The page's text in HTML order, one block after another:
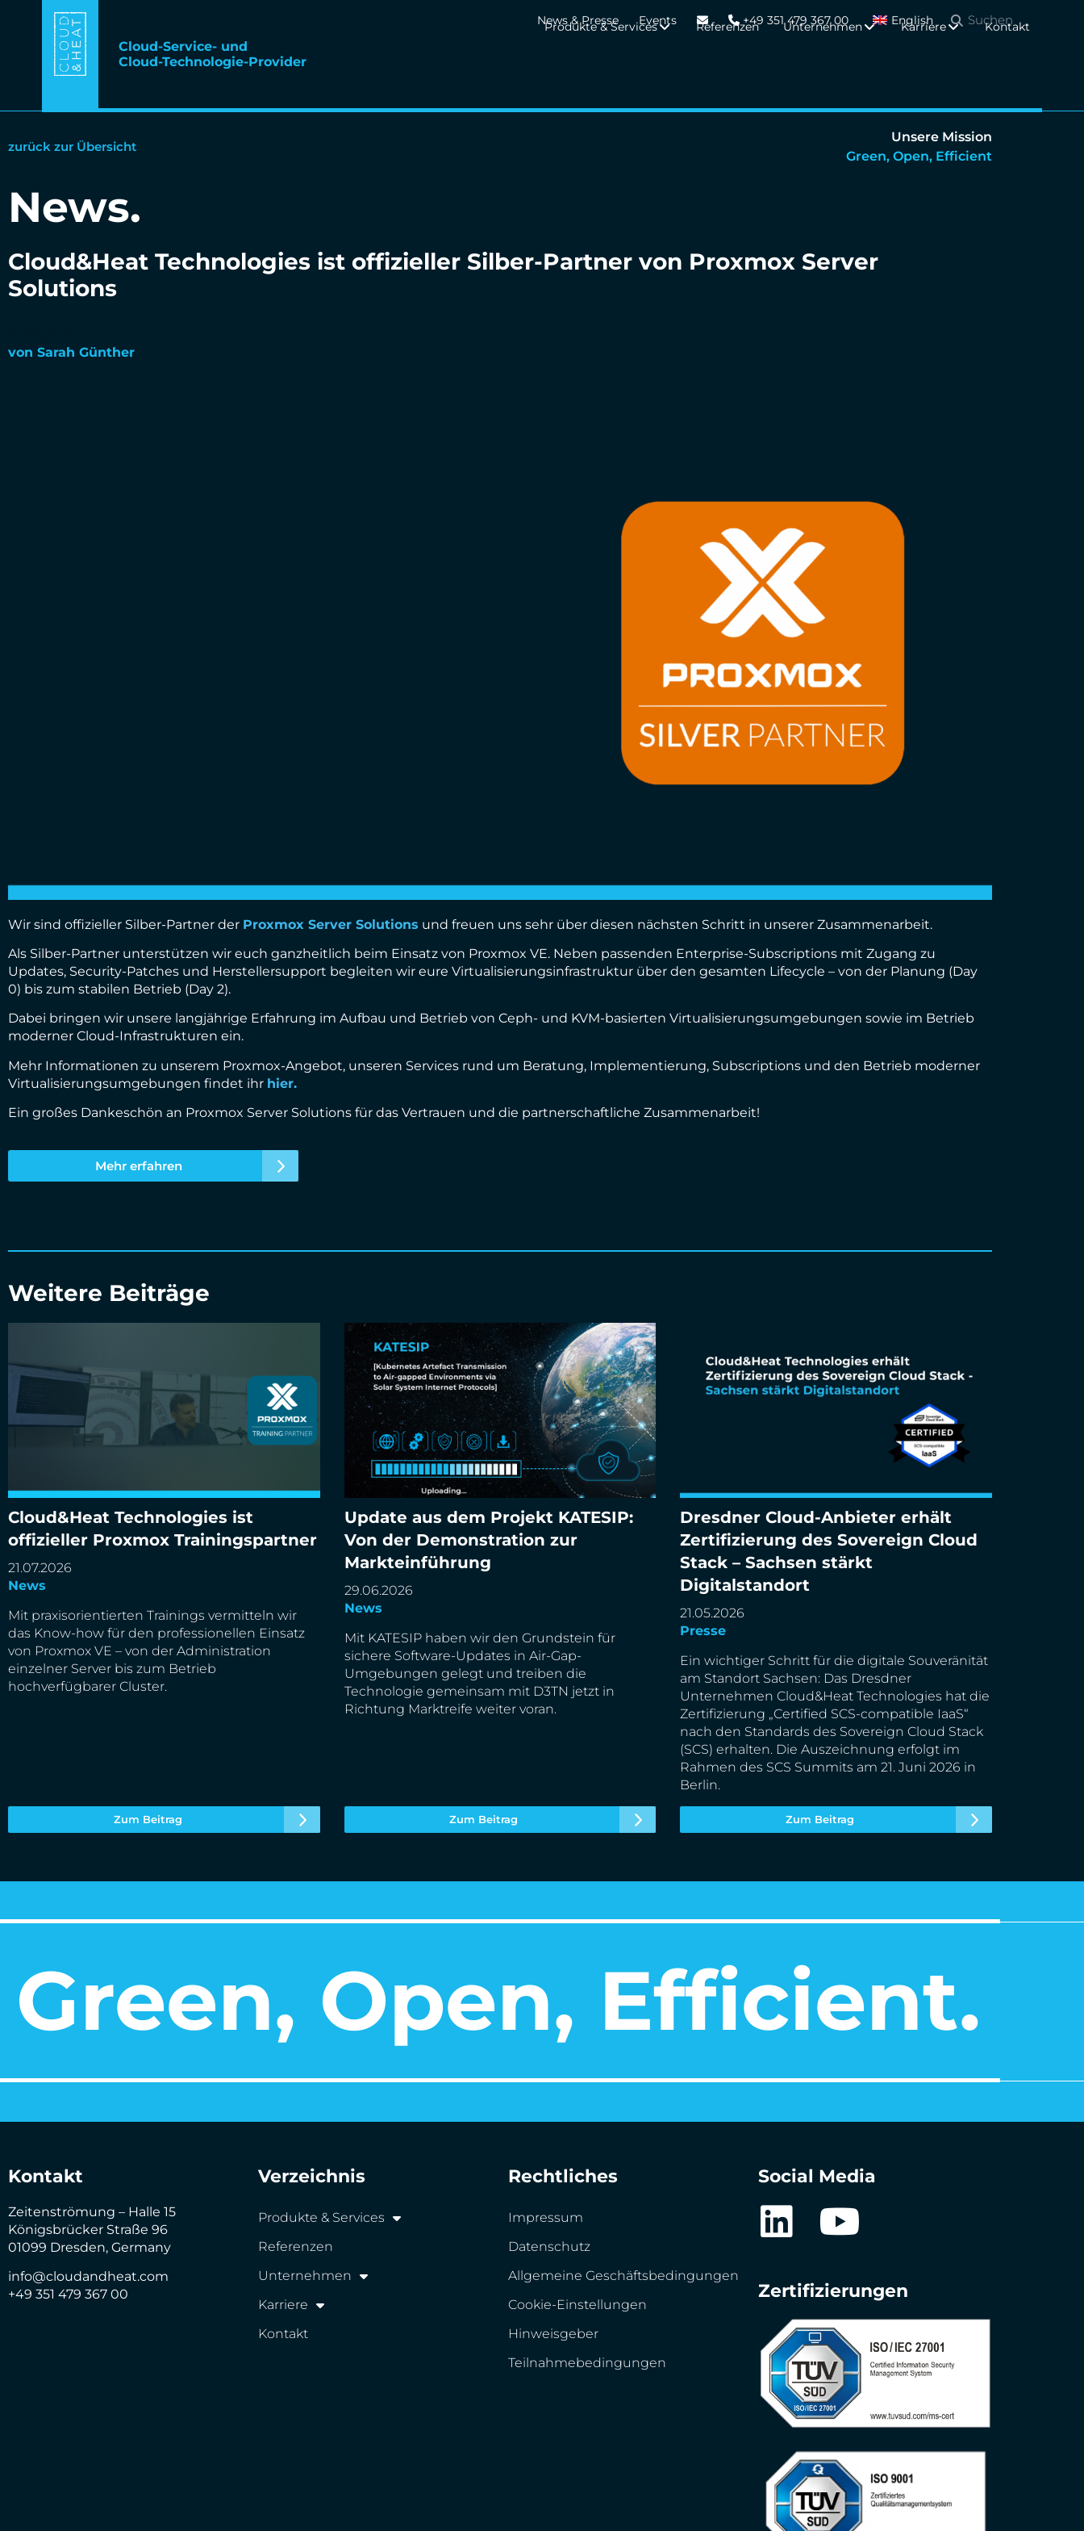
Cloud-Service- und
Cloud-Technologie-Provider
Produkte & Services Referenzen Unternehmen Karriere Kontakt
News & Presse Events +49 351 479 367 00 English
zurück zur Übersicht
Unsere Mission
Green, Open, Efficient
News.
Cloud&Heat Technologies ist offizieller Silber-Partner von Proxmox Server
Solutions
von Sarah Günther
Wir sind offizieller Silber-Partner der Proxmox Server Solutions und freuen uns sehr über diesen nächsten Schritt in unserer Zusammenarbeit.
Als Silber-Partner unterstützen wir euch ganzheitlich beim Einsatz von Proxmox VE. Neben passenden Enterprise-Subscriptions mit Zugang zu
Updates, Security-Patches und Herstellersupport begleiten wir eure Virtualisierungsinfrastruktur über den gesamten Lifecycle – von der Planung (Day
0) bis zum stabilen Betrieb (Day 2).
Dabei bringen wir unsere langjährige Erfahrung im Aufbau und Betrieb von Ceph- und KVM-basierten Virtualisierungsumgebungen sowie im Betrieb
moderner Cloud-Infrastrukturen ein.
Mehr Informationen zu unserem Proxmox-Angebot, unseren Services rund um Beratung, Implementierung, Subscriptions und den Betrieb moderner
Virtualisierungsumgebungen findet ihr hier.
Ein großes Dankeschön an Proxmox Server Solutions für das Vertrauen und die partnerschaftliche Zusammenarbeit!
Mehr erfahren
Weitere Beiträge
Cloud&Heat Technologies ist
offizieller Proxmox Trainingspartner
21.07.2026
News
Mit praxisorientierten Trainings vermitteln wir
das Know-how für den professionellen Einsatz
von Proxmox VE – von der Administration
einzelner Server bis zum Betrieb
hochverfügbarer Cluster.
Zum Beitrag
Cloud&Heat Technologies ist offizieller Proxmox
Trainingspartner
Update aus dem Projekt KATESIP:
Von der Demonstration zur
Markteinführung
29.06.2026
News
Mit KATESIP haben wir den Grundstein für
sichere Software-Updates in Air-Gap-
Umgebungen gelegt und treiben die
Technologie gemeinsam mit D3TN jetzt in
Richtung Marktreife weiter voran.
Zum Beitrag
Update aus dem Projekt KATESIP: Von der
Demonstration zur Markteinführung
Dresdner Cloud-Anbieter erhält
Zertifizierung des Sovereign Cloud
Stack – Sachsen stärkt
Digitalstandort
21.05.2026
Presse
Ein wichtiger Schritt für die digitale Souveränität
am Standort Sachsen: Das Dresdner
Unternehmen Cloud&Heat Technologies hat die
Zertifizierung „Certified SCS-compatible IaaS“
nach den Standards des Sovereign Cloud Stack
(SCS) erhalten. Die Auszeichnung erfolgt im
Rahmen des SCS Summits am 21. Juni 2026 in
Berlin.
Zum Beitrag
Dresdner Cloud-Anbieter erhält Zertifizierung
des Sovereign Cloud Stack – Sachsen stärkt
Digitalstandort
Green, Open, Efficient.
Kontakt
Zeitenströmung – Halle 15
Königsbrücker Straße 96
01099 Dresden, Germany
info@cloudandheat.com
+49 351 479 367 00
Verzeichnis
Produkte & Services
Referenzen
Unternehmen
Karriere
Kontakt
Rechtliches
Impressum
Datenschutz
Allgemeine Geschäftsbedingungen
Cookie-Einstellungen
Hinweisgeber
Teilnahmebedingungen
Social Media
Zertifizierungen